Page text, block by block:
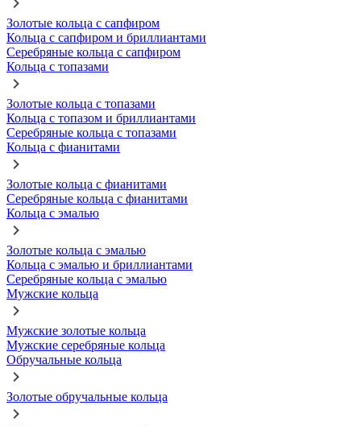
Золотые кольца с сапфиром
Кольца с сапфиром и бриллиантами
Серебряные кольца с сапфиром
Кольца с топазами
Золотые кольца с топазами
Кольца с топазом и бриллиантами
Серебряные кольца с топазами
Кольца с фианитами
Золотые кольца с фианитами
Серебряные кольца с фианитами
Кольца с эмалью
Золотые кольца с эмалью
Кольца с эмалью и бриллиантами
Серебряные кольца с эмалью
Мужские кольца
Мужские золотые кольца
Мужские серебряные кольца
Обручальные кольца
Золотые обручальные кольца